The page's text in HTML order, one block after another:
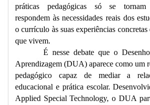
práticas pedagógicas só se
respondem às necessidades reais dos
o currículo às suas experiências concretas
que vivem.
É nesse debate que o
Aprendizagem (DUA) aparece como um
pedagógico capaz de mediar a
educacional e prática escolar.
Applied Special Technology, o DUA